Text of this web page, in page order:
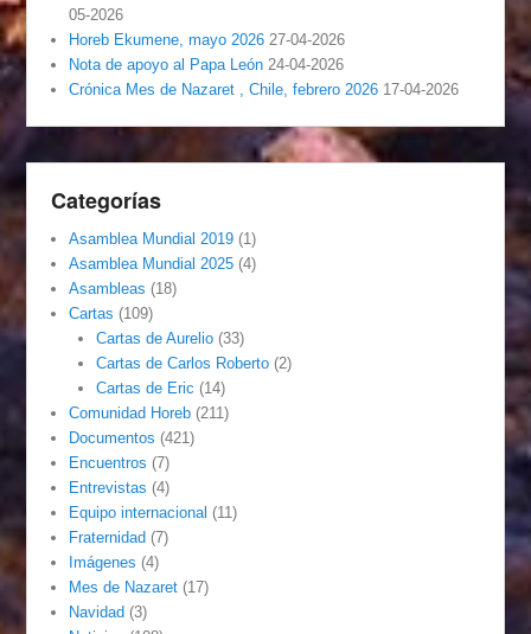
05-2026
Horeb Ekumene, mayo 2026 27-04-2026
Nota de apoyo al Papa León 24-04-2026
Crónica Mes de Nazaret , Chile, febrero 2026 17-04-2026
Categorías
Asamblea Mundial 2019 (1)
Asamblea Mundial 2025 (4)
Asambleas (18)
Cartas (109)
Cartas de Aurelio(33)
Cartas de Carlos Roberto(2)
Cartas de Eric (14)
Comunidad Horeb (211)
Documentos (421)
Encuentros (7)
Entrevistas (4)
Equipo internacional (11)
Fraternidad (7)
Imágenes (4)
Mes de Nazaret (17)
Navidad (3)